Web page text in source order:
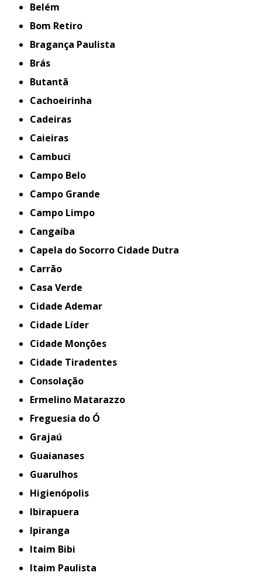
Belém
Bom Retiro
Bragança Paulista
Brás
Butantã
Cachoeirinha
Cadeiras
Caieiras
Cambuci
Campo Belo
Campo Grande
Campo Limpo
Cangaíba
Capela do Socorro Cidade Dutra
Carrão
Casa Verde
Cidade Ademar
Cidade Líder
Cidade Monções
Cidade Tiradentes
Consolação
Ermelino Matarazzo
Freguesia do Ó
Grajaú
Guaianases
Guarulhos
Higienópolis
Ibirapuera
Ipiranga
Itaim Bibi
Itaim Paulista